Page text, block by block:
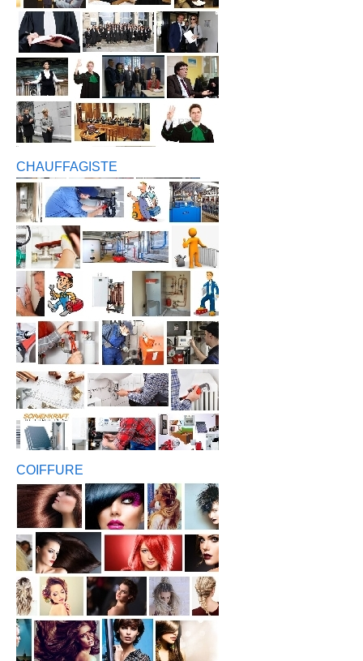
CHAUFFAGISTE
COIFFURE